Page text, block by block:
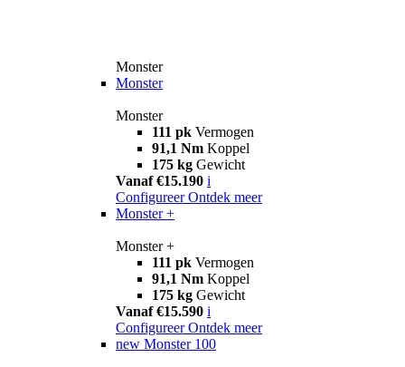
Monster
Monster
Monster
111 pk Vermogen
91,1 Nm Koppel
175 kg Gewicht
Vanaf €15.190 i
Configureer Ontdek meer
Monster +
Monster +
111 pk Vermogen
91,1 Nm Koppel
175 kg Gewicht
Vanaf €15.590 i
Configureer Ontdek meer
new Monster 100